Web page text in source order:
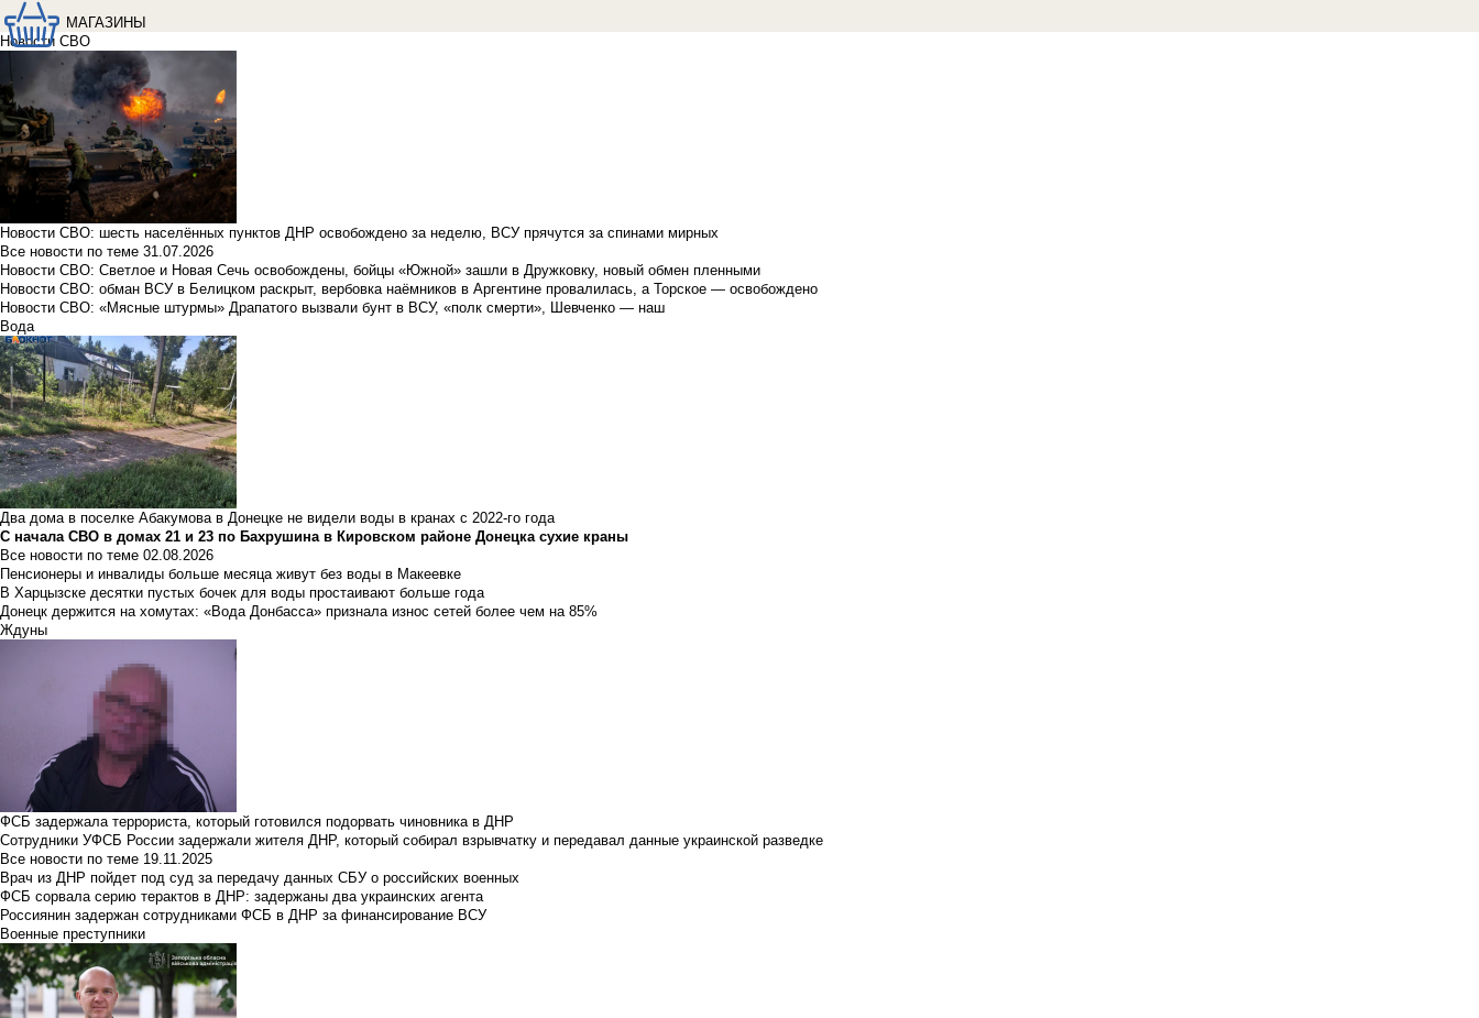
МАГАЗИНЫ
Новости СВО
Новости СВО: шесть населённых пунктов ДНР освобождено за неделю, ВСУ прячутся за спинами мирных
Все новости по теме 31.07.2026
Новости СВО: Светлое и Новая Сечь освобождены, бойцы «Южной» зашли в Дружковку, новый обмен пленными
Новости СВО: обман ВСУ в Белицком раскрыт, вербовка наёмников в Аргентине провалилась, а Торское — освобождено
Новости СВО: «Мясные штурмы» Драпатого вызвали бунт в ВСУ, «полк смерти», Шевченко — наш
Вода
Два дома в поселке Абакумова в Донецке не видели воды в кранах с 2022-го года
С начала СВО в домах 21 и 23 по Бахрушина в Кировском районе Донецка сухие краны
Все новости по теме 02.08.2026
Пенсионеры и инвалиды больше месяца живут без воды в Макеевке
В Харцызске десятки пустых бочек для воды простаивают больше года
Донецк держится на хомутах: «Вода Донбасса» признала износ сетей более чем на 85%
Ждуны
ФСБ задержала террориста, который готовился подорвать чиновника в ДНР
Сотрудники УФСБ России задержали жителя ДНР, который собирал взрывчатку и передавал данные украинской разведке
Все новости по теме 19.11.2025
Врач из ДНР пойдет под суд за передачу данных СБУ о российских военных
ФСБ сорвала серию терактов в ДНР: задержаны два украинских агента
Россиянин задержан сотрудниками ФСБ в ДНР за финансирование ВСУ
Военные преступники